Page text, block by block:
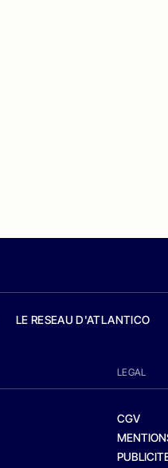
LE RESEAU D'ATLANTICO
LEGAL
CGV